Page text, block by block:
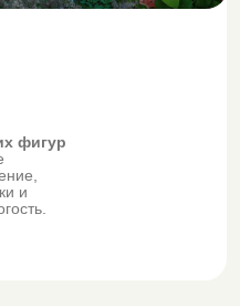
фигур
и